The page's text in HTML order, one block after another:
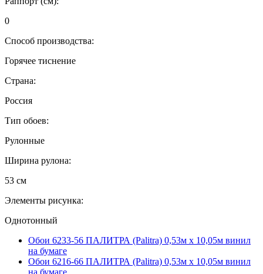
0
Способ производства:
Горячее тиснение
Страна:
Россия
Тип обоев:
Рулонные
Ширина рулона:
53 см
Элементы рисунка:
Однотонный
Обои 6233-56 ПАЛИТРА (Palitra) 0,53м x 10,05м винил
на бумаге
Обои 6216-66 ПАЛИТРА (Palitra) 0,53м x 10,05м винил
на бумаге